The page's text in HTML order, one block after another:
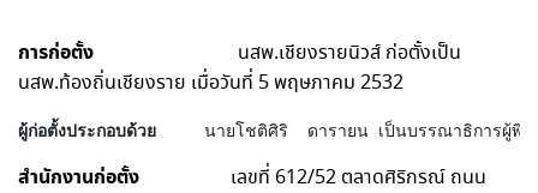
การก่อตั้ง นสพ.เชียงรายนิวส์ ก่อตั้งเป็น
นสพ.ท้องถิ่นเชียงราย เมื่อวันที่ 5 พฤษภาคม 2532
ผู้ก่อตั้งประกอบด้วย นายโชติศิริ  ดารายน เป็นบรรณาธิการผู้พิ
สำนักงานก่อตั้ง เลขที่ 612/52 ตลาดศิริกรณ์ ถนน